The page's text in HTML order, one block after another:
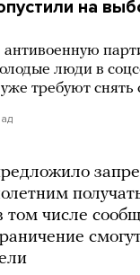
на
люди в
требуют снять
числе